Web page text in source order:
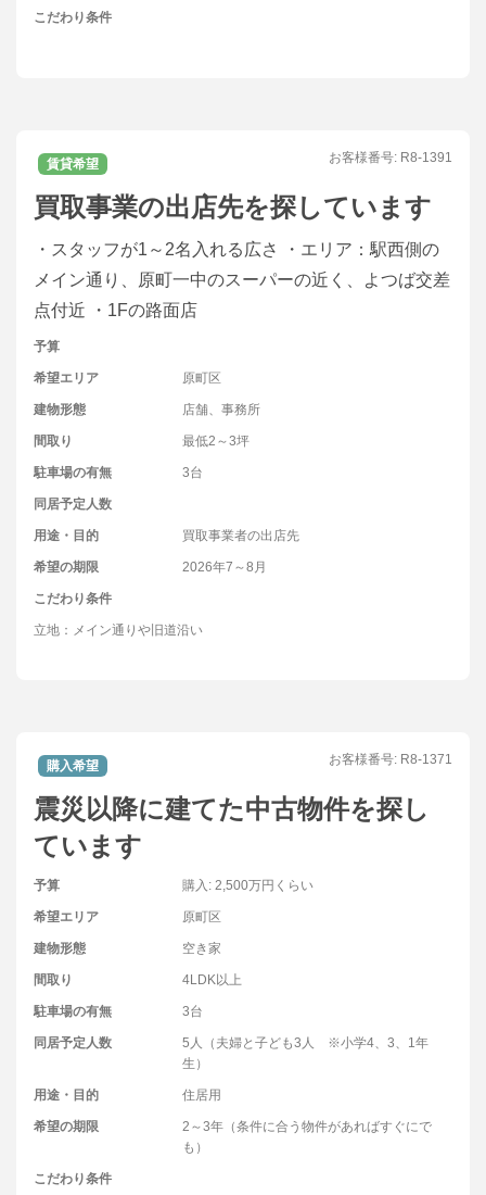
こだわり条件
賃貸希望 お客様番号: R8-1391
買取事業の出店先を探しています
・スタッフが1～2名入れる広さ ・エリア：駅西側の
メイン通り、原町一中のスーパーの近く、よつば交差
点付近 ・1Fの路面店
予算
希望エリア 原町区
建物形態 店舗、事務所
間取り 最低2～3坪
駐車場の有無 3台
同居予定人数
用途・目的 買取事業者の出店先
希望の期限 2026年7～8月
こだわり条件
立地：メイン通りや旧道沿い
購入希望 お客様番号: R8-1371
震災以降に建てた中古物件を探し
ています
予算 購入: 2,500万円くらい
希望エリア 原町区
建物形態 空き家
間取り 4LDK以上
駐車場の有無 3台
同居予定人数
5人（夫婦と子ども3人 ※小学4、3、1年
生）
用途・目的 住居用
希望の期限
2～3年（条件に合う物件があればすぐにで
も）
こだわり条件